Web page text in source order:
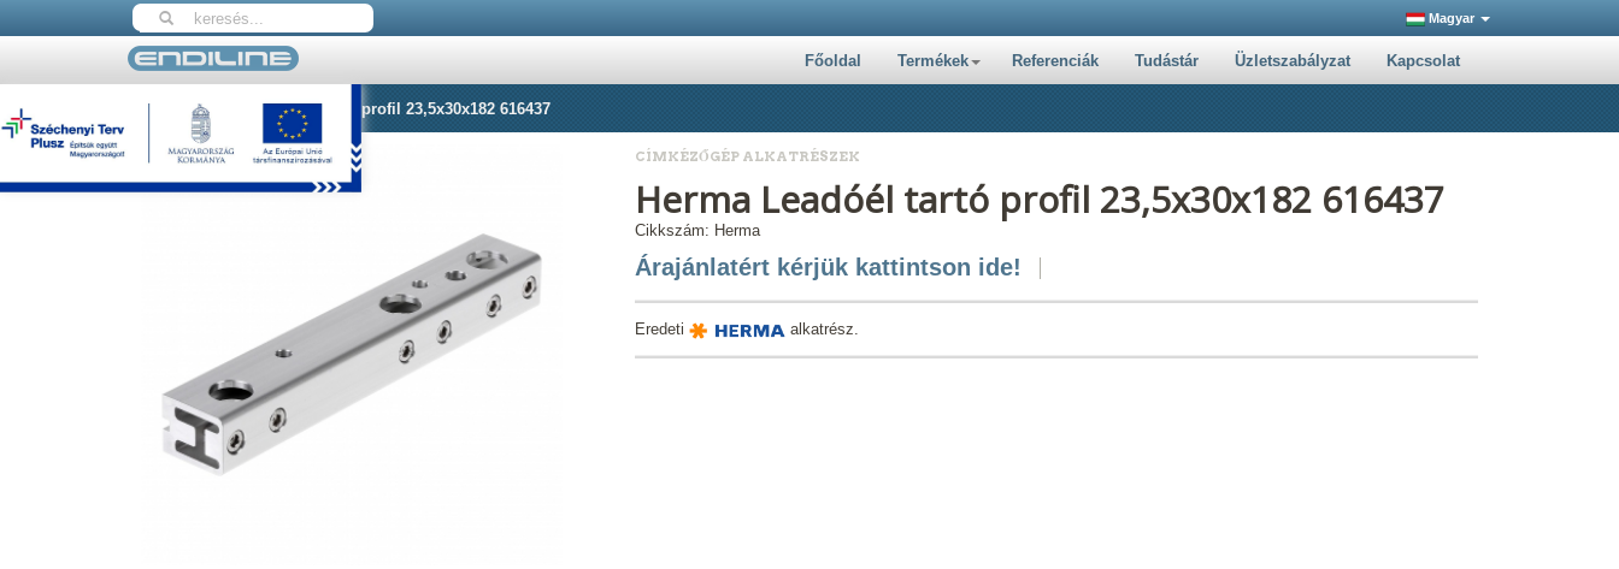
Magyar
Főoldal Termékek Referenciák Tudástár Üzletszabályzat Kapcsolat
Nyitólap Herma Leadóél tartó profil 23,5x30x182 616437
CÍMKÉZŐGÉP ALKATRÉSZEK
Herma Leadóél tartó profil 23,5x30x182 616437
Cikkszám: Herma
Árajánlatért kérjük kattintson ide!
Eredeti alkatrész.